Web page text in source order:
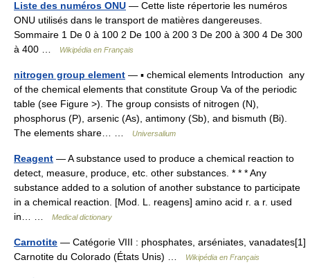
Liste des numéros ONU — Cette liste répertorie les numéros
ONU utilisés dans le transport de matières dangereuses.
Sommaire 1 De 0 à 100 2 De 100 à 200 3 De 200 à 300 4 De 300
à 400 …
Wikipédia en Français
nitrogen group element — ▪ chemical elements Introduction any
of the chemical elements that constitute Group Va of the periodic
table (see Figure >). The group consists of nitrogen (N),
phosphorus (P), arsenic (As), antimony (Sb), and bismuth (Bi).
The elements share… …
Universalium
Reagent — A substance used to produce a chemical reaction to
detect, measure, produce, etc. other substances. * * * Any
substance added to a solution of another substance to participate
in a chemical reaction. [Mod. L. reagens] amino acid r. a r. used
in… …
Medical dictionary
Carnotite — Catégorie VIII : phosphates, arséniates, vanadates[1]
Carnotite du Colorado (États Unis) …
Wikipédia en Français